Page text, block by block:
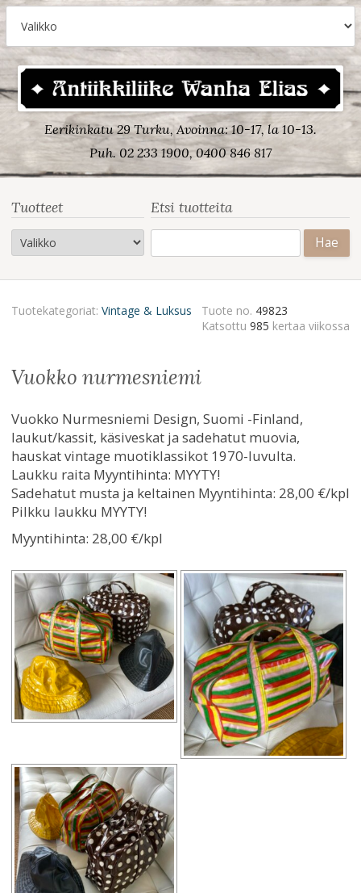
Eerikinkatu 29 Turku, Avoinna: 10-17, la 10-13.
Puh. 02 233 1900, 0400 846 817
Tuotteet Etsi tuotteita
Tuotekategoriat: Vintage & Luksus Tuote no. 49823
Katsottu 985 kertaa viikossa
vuokko nurmesniemi
Vuokko Nurmesniemi Design, Suomi -Finland,
laukut/kassit, käsiveskat ja sadehatut muovia,
hauskat vintage muotiklassikot 1970-luvulta.
Laukku raita Myyntihinta: MYYTY!
Sadehatut musta ja keltainen Myyntihinta: 28,00 €/kpl
Pilkku laukku MYYTY!
Myyntihinta: 28,00 €/kpl